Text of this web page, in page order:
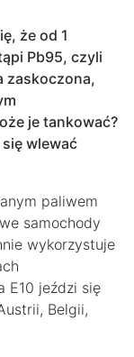
że od 1
Pb95, czyli
zaskoczona,
je tankować?
wlewać
paliwem
samochody
wykorzystuje
E10 jeździ się
Belgii,